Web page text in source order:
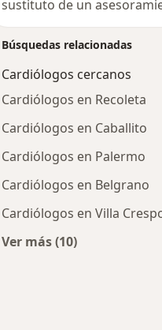
sustituto de un
Búsquedas relacionadas
Cardiólogos cercanos
Cardiólogos en Recoleta
Cardiólogos en Caballito
Cardiólogos en Palermo
Cardiólogos en Belgrano
Cardiólogos en Villa
Ver más (10)